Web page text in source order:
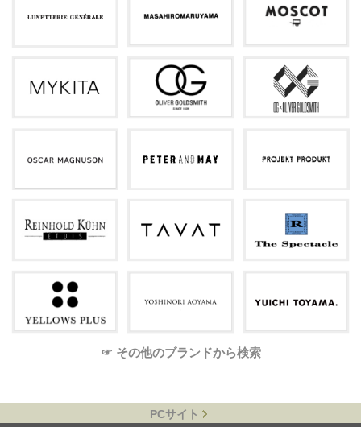
☞ その他のブランドから検索
PCサイト